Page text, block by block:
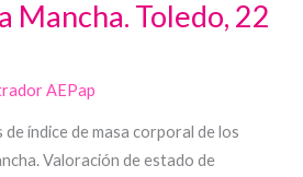
Mancha. Toledo, 22
AEPap
índice de masa corporal de los
Valoración de estado de